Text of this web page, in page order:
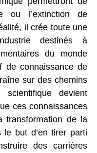
ou l’extinction de
il crée toute une
destinés à
du monde
connaissance de
sur des chemins
devient
ces connaissances
transformation de la
but d’en tirer parti
des carrières